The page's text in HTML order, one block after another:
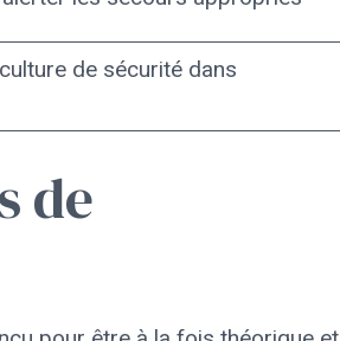
de sécurité dans
de